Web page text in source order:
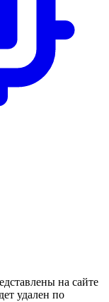
на сайте
удален по